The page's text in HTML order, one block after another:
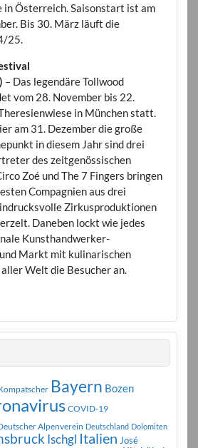
Österreich. Saisonstart ist am
Bis 30. März läuft die
25.
– Das legendäre Tollwood
vom 28. November bis 22.
in München statt.
am 31. Dezember die große
in diesem Jahr sind drei
des zeitgenössischen
Zoé und The 7 Fingers bringen
Compagnien aus drei
Zirkusproduktionen
Daneben lockt wie jedes
Kunsthandwerker-
Markt mit kulinarischen
Welt die Besucher an.
Bayern Bozen
COVID-19
Alpenverein Deutschland Dolomiten
Ischgl Italien José